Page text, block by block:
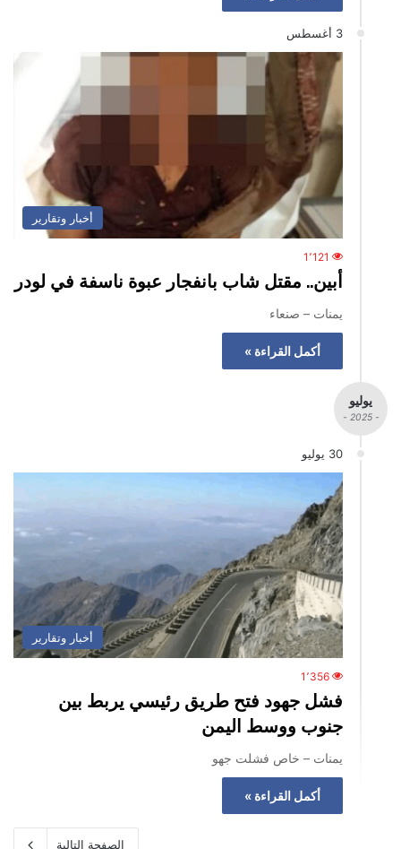
3 أغسطس
أخبار وتقارير
1٬121
أبين.. مقتل شاب بانفجار عبوة ناسفة في لودر
يمنات – صنعاء
أكمل القراءة »
يوليو
- 2025 -
30 يوليو
أخبار وتقارير
1٬356
فشل جهود فتح طريق رئيسي يربط بين
جنوب ووسط اليمن
يمنات – خاص فشلت جهو
أكمل القراءة »
الصفحة التالية